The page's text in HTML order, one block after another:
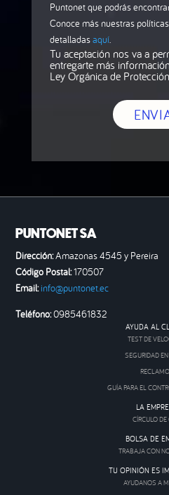
Puntonet que podrás
Conoce más nuestras
detalladasaquí.
Tu aceptación nos va a
entregarte más
Ley Orgánica de
PUNTONET SA
Dirección:Amazonas 4545 y Pereira
Código Postal:170507
Email:info@puntonet.ec
Teléfono:0985461832
AYUDA AL
TEST DE
SEGURIDAD
GUÍA PARA EL
LA
CÍRCULO DE
BOLSA DE
TRABAJA CON
TU OPINIÓN ES
AYUDANOS A